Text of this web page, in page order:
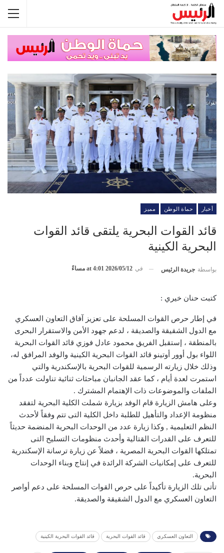
أخبار حماة الوطن مميز
قائد القوات البحرية يلتقى قائد القوات
البحرية الكينية
بواسطة جريدة الرئيس في 2026/05/12 at 4:01 مساءً
كتبت حنان خيري :
في إطار حرص القوات المسلحة على تعزيز آفاق التعاون العسكري
مع الدول الشقيقة والصديقة ، لدعم جهود الأمن والاستقرار البحرى
بالمنطقة ، إستقبل الفريق محمود عادل فوزي قائد القوات البحرية
اللواء بول أوور أوتينو قائد القوات البحرية الكينية والوفد المرافق له،
وذلك خلال زيارته الرسمية للقوات البحرية بالإسكندرية والتي
استمرت لعدة أيام ، كما عقد الجانبان مباحثات ثنائية تناولت عدداً من
الملفات والموضوعات ذات الإهتمام المشترك .
وعلى هامش الزيارة قام الوفد بزيارة شملت الكلية البحرية لتفقد
منظومة الإعداد والتأهيل للطلبة داخل الكلية التى تتم وفقاً لأحدث
النظم التعليمية , وكذا زيارة عدد من الوحدات البحرية المنضمة حديثاً
للتعرف على القدرات القتالية وأحدث منظومات التسليح التى
تمتلكها القوات البحرية المصرية ، فضلاً عن زيارة ترسانة الإسكندرية
للتعرف على إمكانيات الشركة الرائدة في إنتاج وبناء الوحدات
البحرية.
تأتى تلك الزيارة تأكيداً على حرص القوات المسلحة على دعم أواصر
التعاون العسكري مع الدول الشقيقة والصديقة.
التعاون العسكري قائد القوات البحرية قائد القوات البحرية الكينية